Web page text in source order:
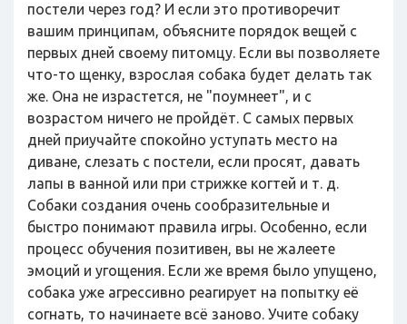
постели через год? И если это противоречит
вашим принципам, объясните порядок вещей с
первых дней своему питомцу. Если вы позволяете
что-то щенку, взрослая собака будет делать так
же. Она не израстется, не "поумнеет", и с
возрастом ничего не пройдёт. С самых первых
дней приучайте спокойно уступать место на
диване, слезать с постели, если просят, давать
лапы в ванной или при стрижке когтей и т. д.
Собаки создания очень сообразительные и
быстро понимают правила игры. Особенно, если
процесс обучения позитивен, вы не жалеете
эмоций и угощения. Если же время было упущено,
собака уже агрессивно реагирует на попытку её
согнать, то начинаете всё заново. Учите собаку